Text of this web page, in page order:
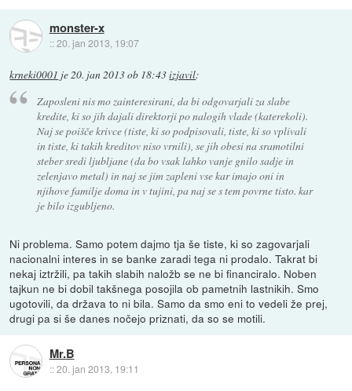
monster-x
::20. jan 2013, 19:07
krneki0001 je20. jan 2013 ob 18:43izjavil:
Zaposleni nis mo zainteresirani, da bi odgovarjali za slabe
kredite, ki so jih dajali direktorji po nalogih vlade (katerekoli).
Naj se poišče krivce (tiste, ki so podpisovali, tiste, ki so vplivali
in tiste, ki takih kreditov niso vrnili), se jih obesi na sramotilni
steber sredi ljubljane (da bo vsak lahko vanje gnilo sadje in
zelenjavo metal) in naj se jim zapleni vse kar imajo oni in
njihove familje doma in v tujini, pa naj se s tem povrne tisto. kar
je bilo izgubljeno.
Ni problema. Samo potem dajmo tja še tiste, ki so zagovarjali
nacionalni interes in se banke zaradi tega ni prodalo. Takrat bi
nekaj iztržili, pa takih slabih naložb se ne bi financiralo. Noben
tajkun ne bi dobil takšnega posojila ob pametnih lastnikih. Smo
ugotovili, da država to ni bila. Samo da smo eni to vedeli že prej,
drugi pa si še danes nočejo priznati, da so se motili.
Mr.B
::20. jan 2013, 19:11